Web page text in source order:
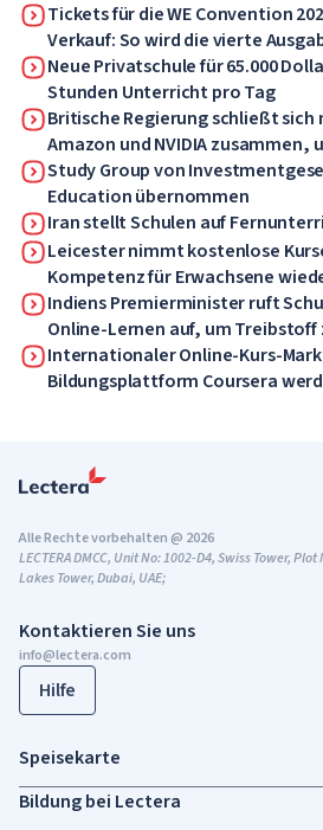
Tickets für die WE Convention
Verkauf: So wird die vierte
Forums
Neue Privatschule für 65.000
Stunden Unterricht pro Tag
Britische Regierung schließt
Amazon und NVIDIA zusammen,
Arbeitnehmer in KI-
Study Group von
Education übernommen
Iran stellt Schulen auf
Leicester nimmt kostenlose
Kompetenz für Erwachsene
Indiens Premierminister ruft
Online-Lernen auf, um Treibstoff
Internationaler Online-Kurs-
Bildungsplattform Coursera
Kontaktieren Sie uns
info@lectera.com
Hilfe
Alle Rechte vorbehalten @ 2026
LECTERA DMCC, Unit No: 1002-D4, Swiss Tower,
Lakes Tower, Dubai, UAE;
Speisekarte
Bildung bei Lectera